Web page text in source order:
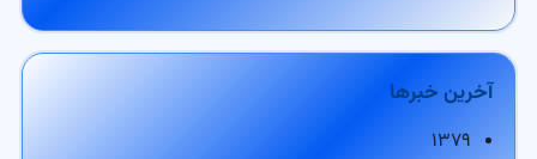
آخرین خبرها
۱۳۷۹